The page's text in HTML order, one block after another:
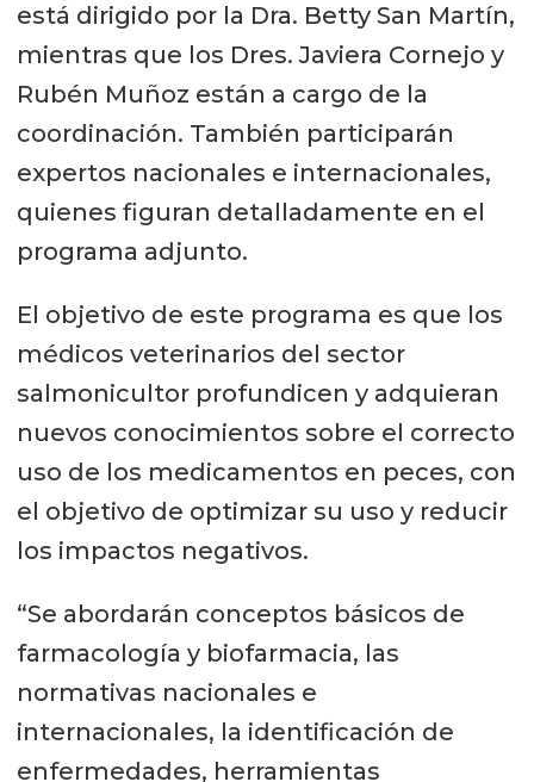
está dirigido por la Dra. Betty San Martín,
mientras que los Dres. Javiera Cornejo y
Rubén Muñoz están a cargo de la
coordinación. También participarán
expertos nacionales e internacionales,
quienes figuran detalladamente en el
programa adjunto.
El objetivo de este programa es que los
médicos veterinarios del sector
salmonicultor profundicen y adquieran
nuevos conocimientos sobre el correcto
uso de los medicamentos en peces, con
el objetivo de optimizar su uso y reducir
los impactos negativos.
“Se abordarán conceptos básicos de
farmacología y biofarmacia, las
normativas nacionales e
internacionales, la identificación de
enfermedades, herramientas